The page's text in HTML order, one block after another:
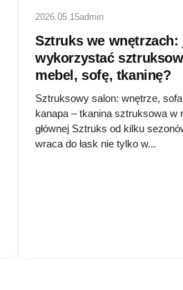
2026.05.15admin
Sztruks we wnętrzach:
wykorzystać
mebel, sofę, tkaninę?
Sztruksowy salon: wnętrze,
kanapa – tkanina sztruksowa w
głównej Sztruks od kilku
wraca do łask nie tylko w...